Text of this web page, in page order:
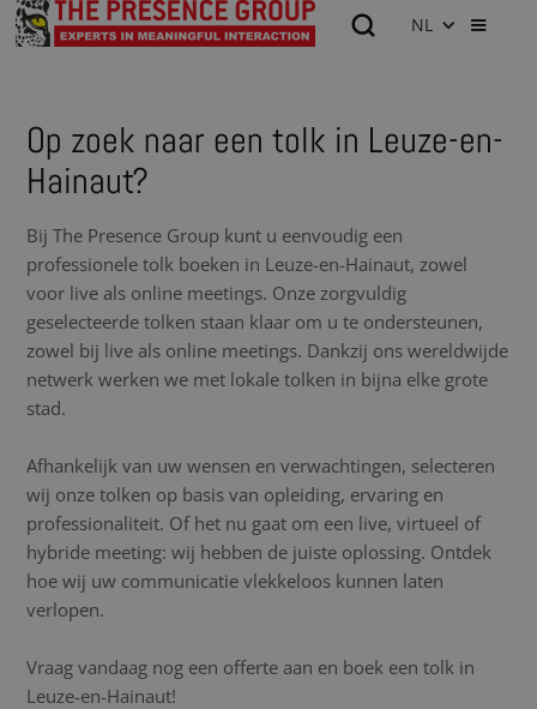
NL
Op zoek naar een tolk in Leuze-en-
Hainaut?
Bij The Presence Group kunt u eenvoudig een
professionele tolk boeken in Leuze-en-Hainaut, zowel
voor live als online meetings. Onze zorgvuldig
geselecteerde tolken staan klaar om u te ondersteunen,
zowel bij live als online meetings. Dankzij ons wereldwijde
netwerk werken we met lokale tolken in bijna elke grote
stad.
Afhankelijk van uw wensen en verwachtingen, selecteren
wij onze tolken op basis van opleiding, ervaring en
professionaliteit. Of het nu gaat om een live, virtueel of
hybride meeting: wij hebben de juiste oplossing. Ontdek
hoe wij uw communicatie vlekkeloos kunnen laten
verlopen.
Vraag vandaag nog een offerte aan en boek een tolk in
Leuze-en-Hainaut!